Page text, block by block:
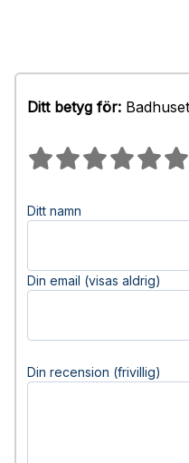
Ditt betyg för:
Ditt namn
Din email (visas aldrig)
Din recension (frivillig)